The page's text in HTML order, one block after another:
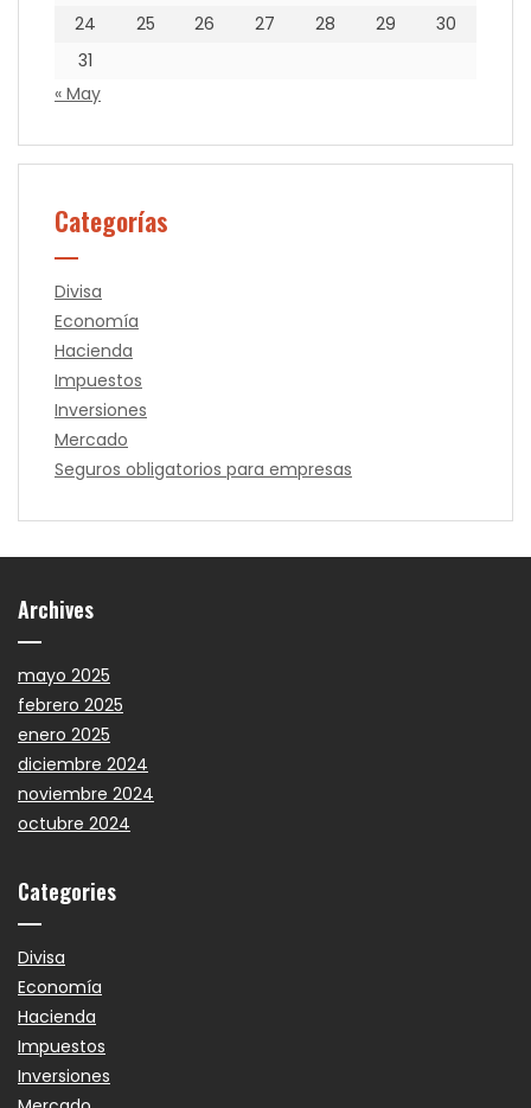
24
25 26 27 28 29
30
31
« May
Categorías
Divisa
Economía
Hacienda
Impuestos
Inversiones
Mercado
Seguros obligatorios para empresas
Archives
mayo 2025
febrero 2025
enero 2025
diciembre 2024
noviembre 2024
octubre 2024
Categories
Divisa
Economía
Hacienda
Impuestos
Inversiones